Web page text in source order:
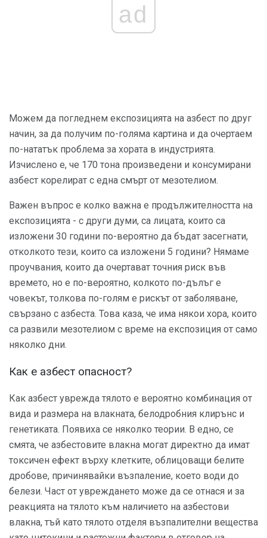
ad
Можем да погледнем експозицията на азбест по друг
начин, за да получим по-голяма картина и да очертаем
по-нататък проблема за хората в индустрията.
Изчислено е, че 170 тона произведени и консумирани
азбест корелират с една смърт от мезотелиом.
Важен въпрос е колко важна е продължителността на
експозицията - с други думи, са лицата, които са
изложени 30 години по-вероятно да бъдат засегнати,
отколкото тези, които са изложени 5 години? Нямаме
проучвания, които да очертават точния риск във
времето, но е по-вероятно, колкото по-дълъг е
човекът, толкова по-голям е рискът от заболяване,
свързано с азбеста. Това каза, че има някои хора, които
са развили мезотелиом с време на експозиция от само
няколко дни.
Как е азбест опасност?
Как азбест уврежда тялото е вероятно комбинация от
вида и размера на влакната, белодробния клирънс и
генетиката. Появиха се няколко теории. В едно, се
смята, че азбестовите влакна могат директно да имат
токсичен ефект върху клетките, облицоващи белите
дробове, причинявайки възпаление, което води до
белези. Част от увреждането може да се отнася и за
реакцията на тялото към наличието на азбестови
влакна, тъй като тялото отделя възпалителни вещества